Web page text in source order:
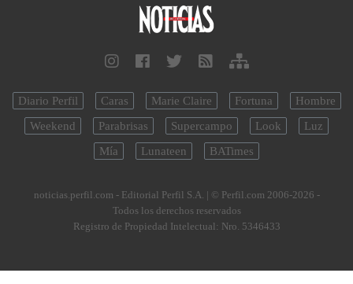
Diario Perfil Caras Marie Claire Fortuna
Hombre
Weekend
Parabrisas Supercampo Look
Luz
Mía
Lunateen BATimes
noticias.perfil.com - Editorial Perfil S.A. | © Perfil.com 2006-2026 -
Todos los derechos reservados
Registro de Propiedad Intelectual: Nro. 5346433